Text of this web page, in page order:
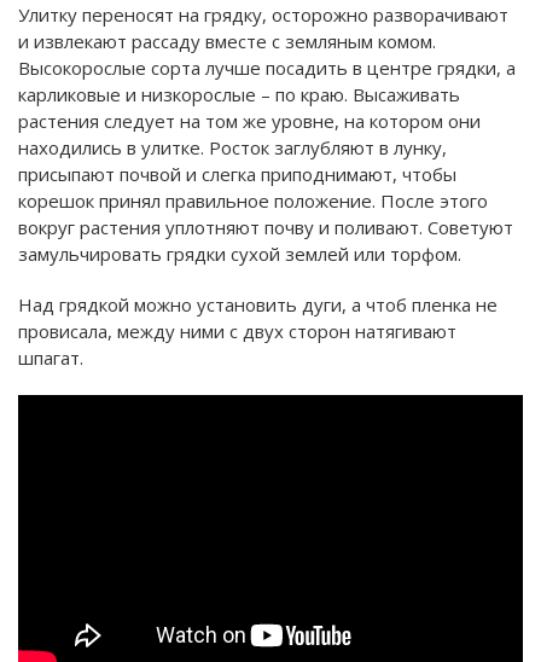
Улитку переносят на грядку, осторожно разворачивают
и извлекают рассаду вместе с земляным комом.
Высокорослые сорта лучше посадить в центре грядки, а
карликовые и низкорослые – по краю. Высаживать
растения следует на том же уровне, на котором они
находились в улитке. Росток заглубляют в лунку,
присыпают почвой и слегка приподнимают, чтобы
корешок принял правильное положение. После этого
вокруг растения уплотняют почву и поливают. Советуют
замульчировать грядки сухой землей или торфом.
Над грядкой можно установить дуги, а чтоб пленка не
провисала, между ними с двух сторон натягивают
шпагат.